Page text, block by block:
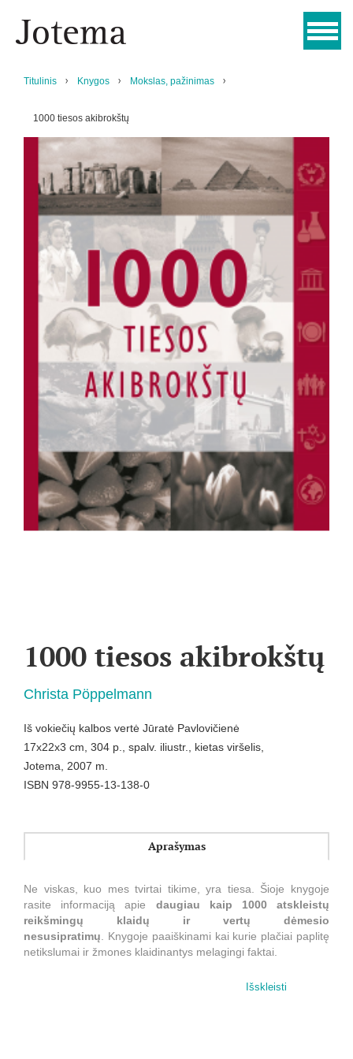
Titulinis Knygos Mokslas, pažinimas
1000 tiesos akibrokštų
1000 tiesos akibrokštų
Christa Pöppelmann
Iš vokiečių kalbos vertė Jūratė Pavlovičienė
17x22x3 cm, 304 p., spalv. iliustr., kietas viršelis,
Jotema, 2007 m.
ISBN 978-9955-13-138-0
Aprašymas
Ne viskas, kuo mes tvirtai tikime, yra tiesa. Šioje knygoje
rasite informaciją apie daugiau kaip 1000 atskleistų
reikšmingų klaidų ir vertų dėmesio
nesusipratimų . Knygoje paaiškinami kai kurie plačiai paplitę
netikslumai ir žmones klaidinantys melagingi faktai.
Leidinyje pateikta daug nuostabą keliančių žinių apie
Išskleisti